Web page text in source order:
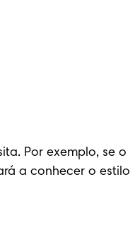
Por exemplo, se o
a conhecer o estilo